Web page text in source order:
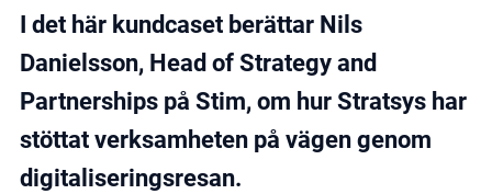
Resultatet
Ökad transparens internt inom
organisationen, bättre överblick, planering
I det här kundcaset berättar Nils
Danielsson, Head of Strategy and
Partnerships på Stim, om hur Stratsys har
stöttat verksamheten på vägen genom
digitaliseringsresan.